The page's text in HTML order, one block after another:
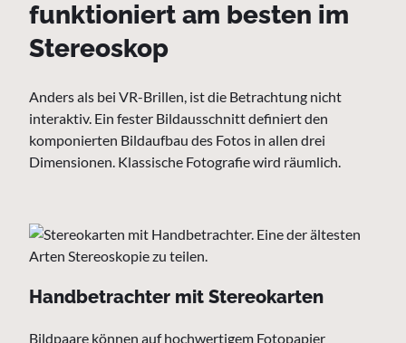
funktioniert am besten im
Stereoskop
Anders als bei VR-Brillen, ist die Betrachtung nicht
interaktiv. Ein fester Bildausschnitt definiert den
komponierten Bildaufbau des Fotos in allen drei
Dimensionen. Klassische Fotografie wird räumlich.
Handbetrachter mit Stereokarten
Bildpaare können auf hochwertigem Fotopapier